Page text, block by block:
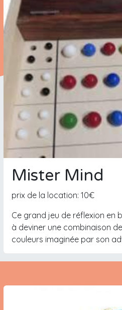
Mister Mind
prix de la location: 10€
Ce grand jeu de réflexion en
à deviner une combinaison
couleurs imaginée par son